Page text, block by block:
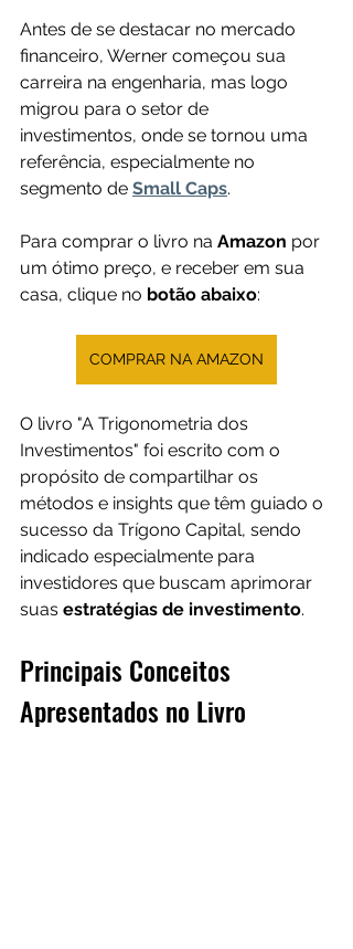
Antes de se destacar no mercado
financeiro, Werner começou sua
carreira na engenharia, mas logo
migrou para o setor de
investimentos, onde se tornou uma
referência, especialmente no
segmento de Small Caps.
Para comprar o livro na Amazon por
um ótimo preço, e receber em sua
casa, clique no botão abaixo:
COMPRAR NA AMAZON
O livro "A Trigonometria dos
Investimentos" foi escrito com o
propósito de compartilhar os
métodos e insights que têm guiado o
sucesso da Trígono Capital, sendo
indicado especialmente para
investidores que buscam aprimorar
suas estratégias de investimento.
Principais Conceitos
Apresentados no Livro